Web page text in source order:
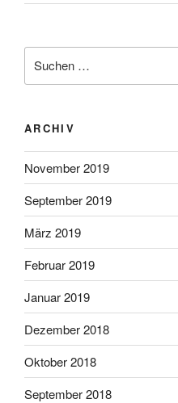
nach:
ARCHIV
November 2019
September 2019
März 2019
Februar 2019
Januar 2019
Dezember 2018
Oktober 2018
September 2018